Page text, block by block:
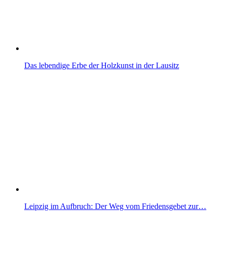
Das lebendige Erbe der Holzkunst in der Lausitz
Leipzig im Aufbruch: Der Weg vom Friedensgebet zur…